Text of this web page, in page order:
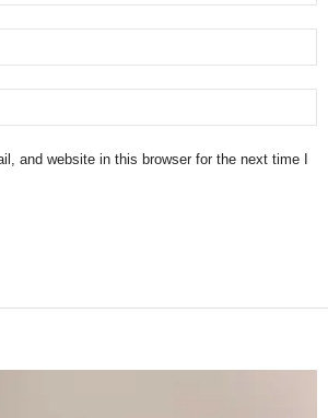
and website in this browser for the next time I